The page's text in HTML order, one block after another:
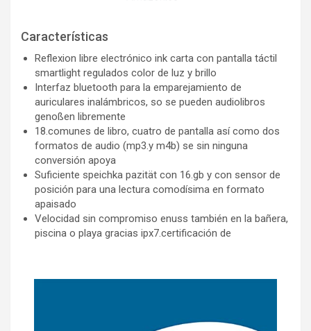
Características
Reflexion libre electrónico ink carta con pantalla táctil
smartlight regulados color de luz y brillo
Interfaz bluetooth para la emparejamiento de
auriculares inalámbricos, so se pueden audiolibros
genoßen libremente
18.comunes de libro, cuatro de pantalla así como dos
formatos de audio (mp3.y m4b) se sin ninguna
conversión apoya
Suficiente speichka pazität con 16.gb y con sensor de
posición para una lectura comodísima en formato
apaisado
Velocidad sin compromiso enuss también en la bañera,
piscina o playa gracias ipx7.certificación de